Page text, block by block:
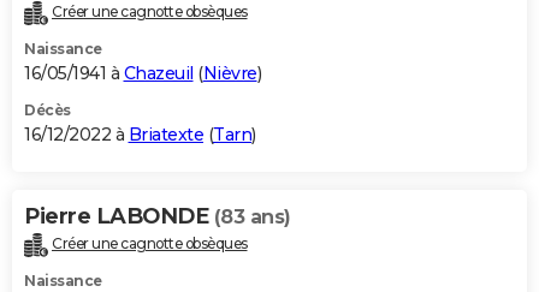
Créer une cagnotte obsèques
Naissance
16/05/1941 à Chazeuil (Nièvre)
Décès
16/12/2022 à Briatexte (Tarn)
Pierre LABONDE (83 ans)
Créer une cagnotte obsèques
Naissance